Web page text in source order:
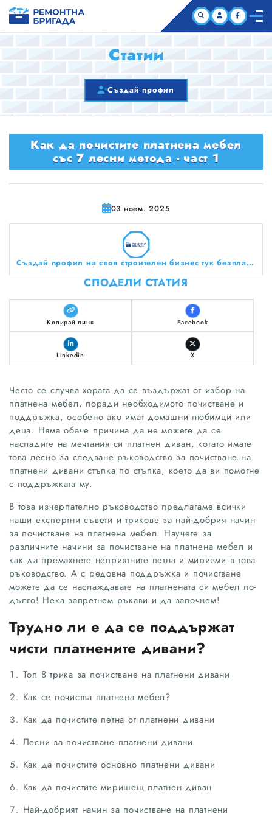
НАЧАЛО
КОМПАНИИ
ЗА НАС
Статии
Създай профил
Как да почистите платнена мебел
със 7 лесни метода - част 1
03 ноем. 2025
Създай профил на своя строителен бизнес тук безплатно!
СПОДЕЛИ СТАТИЯ
Копирай линк Facebook
Linkedin X
Често се случва хората да се въздържат от избор на
платнена мебел, поради необходимото почистване и
поддръжка, особено ако имат домашни любимци или
деца. Няма обаче причина да не можете да се
насладите на мечтания си платнен диван, когато имате
това лесно за следване ръководство за почистване на
платнени дивани стъпка по стъпка, което да ви помогне
с поддръжката му.
В това изчерпателно ръководство предлагаме всички
наши експертни съвети и трикове за най-добрия начин
за почистване на платнена мебел. Научете за
различните начини за почистване на платнена мебел и
как да премахнете неприятните петна и миризми в това
ръководство. А с редовна поддръжка и почистване
можете да се наслаждавате на платнената си мебел по-
дълго! Нека запретнем ръкави и да започнем!
Трудно ли е да се поддържат
чисти платнените дивани?
Топ 8 трика за почистване на платнени дивани
Как се почиства платнена мебел?
Как да почистите петна от платнени дивани
Лесни за почистване платнени дивани
Как да почистите основно платнени дивани
Как да почистите миришещ платнен диван
Най-добрият начин за почистване на платнени